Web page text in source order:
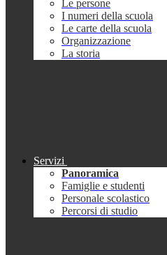
Le persone
I numeri della scuola
Le carte della scuola
Organizzazione
La storia
Servizi
Panoramica
Famiglie e studenti
Personale scolastico
Percorsi di studio